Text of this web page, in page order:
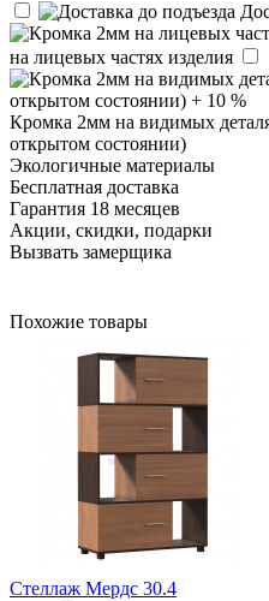
на лицевых частях изделия
Кромка 2мм на видимых
открытом состоянии)
Экологичные материалы
Бесплатная доставка
Гарантия 18 месяцев
Акции, скидки, подарки
Вызвать замерщика
Похожие товары
Стеллаж Мердс 30.4